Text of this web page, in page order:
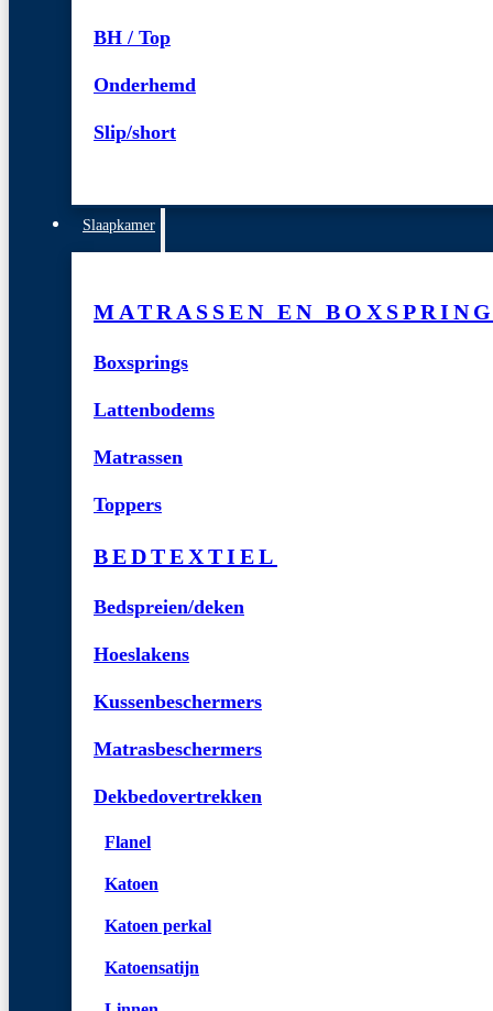
BH / Top
Onderhemd
Slip/short
Slaapkamer
MATRASSEN EN
Boxsprings
Lattenbodems
Matrassen
Toppers
BEDTEXTIEL
Bedspreien/deken
Hoeslakens
Kussenbeschermers
Matrasbeschermers
Dekbedovertrekken
Flanel
Katoen
Katoen perkal
Katoensatijn